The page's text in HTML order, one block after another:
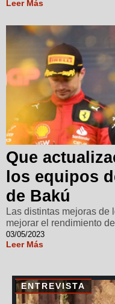
Leer Más
Que
los equipos
de Bakú
Las distintas mejoras de
mejorar el rendimiento
03/05/2023
Leer Más
ENTREVISTA